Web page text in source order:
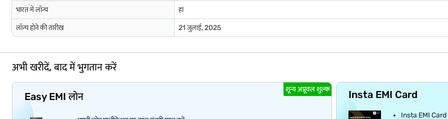
भारत में लॉन्च हां
लॉन्च होने की तारीख 21 जुलाई, 2025
अभी खरीदें, बाद में भुगतान करें
शून्य अप्रूवल शुल्क
Easy EMI लोन Insta EMI Card
Insta EMI Card